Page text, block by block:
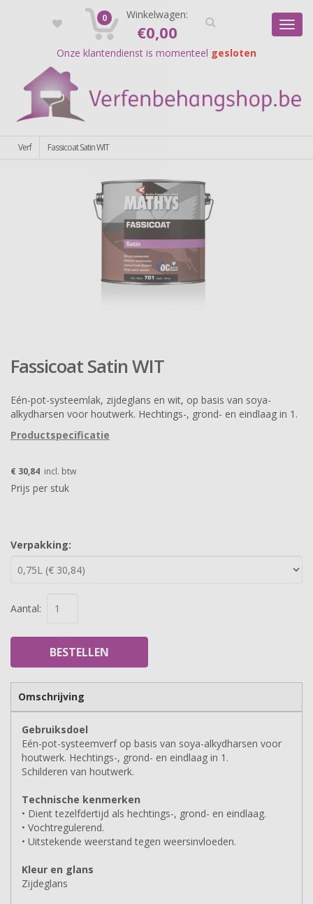
Registreer Login
Onze klantendienst is momenteel gesloten
0 Winkelwagen:
€0,00
Verf Fassicoat Satin WIT
Fassicoat Satin WIT
Eén-pot-systeemlak, zijdeglans en wit, op basis van soya-
alkydharsen voor houtwerk. Hechtings-, grond- en eindlaag in 1.
Productspecificatie
€ 30,84 incl. btw
Prijs per stuk
Verpakking:
Aantal:
BESTELLEN
Omschrijving
Gebruiksdoel
Eén-pot-systeemverf op basis van soya-alkydharsen voor
houtwerk. Hechtings-, grond- en eindlaag in 1.
Schilderen van houtwerk.
Technische kenmerken
• Dient tezelfdertijd als hechtings-, grond- en eindlaag.
• Vochtregulerend.
• Uitstekende weerstand tegen weersinvloeden.
Kleur en glans
Zijdeglans